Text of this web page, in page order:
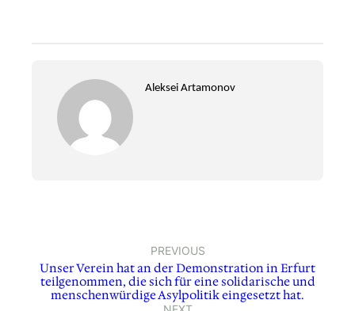
Aleksei Artamonov
PREVIOUS
Unser Verein hat an der Demonstration in Erfurt
teilgenommen, die sich für eine solidarische und
menschenwürdige Asylpolitik eingesetzt hat.